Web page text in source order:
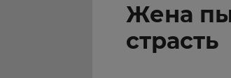
Жена
страсть